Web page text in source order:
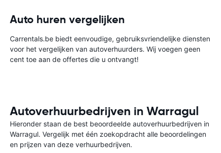
Auto huren vergelijken
Carrentals.be biedt eenvoudige, gebruiksvriendelijke diensten
voor het vergelijken van autoverhuurders. Wij voegen geen
cent toe aan de offertes die u ontvangt!
Autoverhuurbedrijven in Warragul
Hieronder staan de best beoordeelde autoverhuurbedrijven in
Warragul. Vergelijk met één zoekopdracht alle beoordelingen
en prijzen van deze verhuurbedrijven.